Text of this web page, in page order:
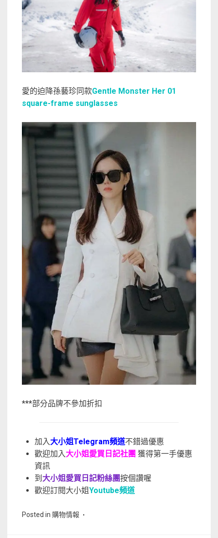
愛的迫降孫藝珍同款Gentle Monster Her 01
square-frame sunglasses
***部分品牌不參加折扣
加入 大小姐Telegram頻道不錯過優惠
歡迎加入 大小姐愛買日記社團 獲得第一手優惠
資訊
到 大小姐愛買日記粉絲團按個讚喔
歡迎訂閱大小姐Youtube頻道
Posted in 購物情報